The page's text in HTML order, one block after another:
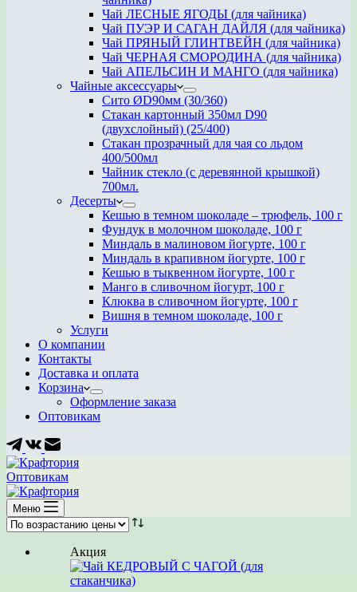
Чай ЛЕСНЫЕ ЯГОДЫ (для чайника)
Чай ПУЭР И САГАН ДАЙЛЯ (для чайника)
Чай ПРЯНЫЙ ГЛИНТВЕЙН (для чайника)
Чай ЧЕРНАЯ СМОРОДИНА (для чайника)
Чай АПЕЛЬСИН И МАНГО (для чайника)
Чайные аксессуары
Сито ØD90мм (30/360)
Стакан картонный 350мл D90
(двухслойный) (25/400)
Стакан прозрачный для чая со льдом
400/500мл
Чайник стекло (с деревянной крышкой)
700мл.
Десерты
Кешью в темном шоколаде – трюфель, 100 г
Фундук в молочном шоколаде, 100 г
Миндаль в малиновом йогурте, 100 г
Миндаль в крапивном йогурте, 100 г
Кешью в тыквенном йогурте, 100 г
Манго в сливочном йогурт, 100 г
Клюква в сливочном йогурте, 100 г
Вишня в темном шоколаде, 100 г
Услуги
О компании
Контакты
Доставка и оплата
Корзина
Оформление заказа
Оптовикам
Оптовикам
Меню
Акция